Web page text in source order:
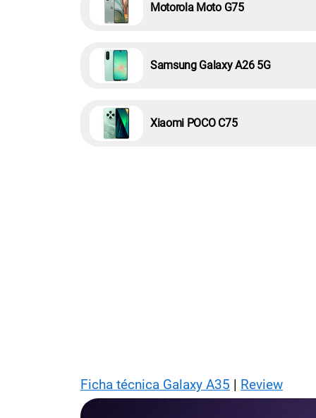
Motorola Moto G75
Samsung Galaxy A26 5G
Xiaomi POCO C75
Ficha técnica Galaxy A35 | Review